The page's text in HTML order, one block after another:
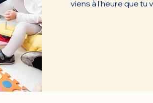
viens à l'heure que tu